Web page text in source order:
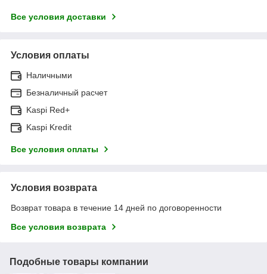
Все условия доставки
Условия оплаты
Наличными
Безналичный расчет
Kaspi Red+
Kaspi Kredit
Все условия оплаты
Условия возврата
Возврат товара в течение 14 дней по договоренности
Все условия возврата
Подобные товары компании